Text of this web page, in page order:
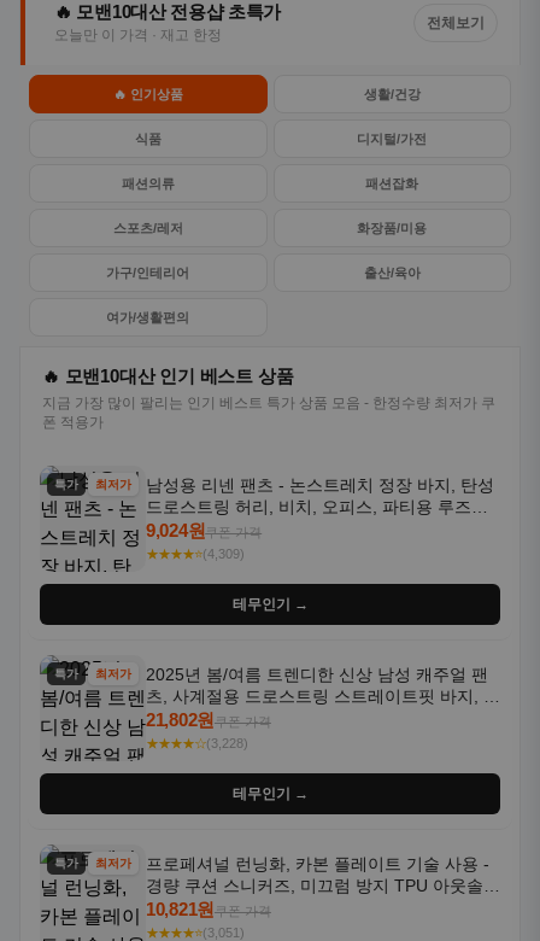
🔥 모밴10대산 전용샵 초특가
오늘만 이 가격 · 재고 한정
전체보기
🔥 인기상품 생활/건강
식품 디지털/가전
패션의류 패션잡화
스포츠/레저 화장품/미용
가구/인테리어 출산/육아
여가/생활편의
🔥 모밴10대산 인기 베스트 상품
지금 가장 많이 팔리는 인기 베스트 특가 상품 모음 - 한정수량 최저가 쿠
폰 적용가
특가 최저가
남성용 리넨 팬츠 - 논스트레치 정장 바지, 탄성
드로스트링 허리, 비치, 오피스, 파티용 루즈핏
트라우저 - 세탁기 사용 가능한 캐주얼 정장 의
상
9,024원쿠폰 가격
★★★★⭐(4,309)
테무인기 →
특가 최저가
2025년 봄/여름 트렌디한 신상 남성 캐주얼 팬
츠, 사계절용 드로스트링 스트레이트핏 바지, 한
국 스타일, 활용도 높은 아웃도어 및 정장용, 발
목 바지
21,802원쿠폰 가격
★★★★☆(3,228)
테무인기 →
특가 최저가
프로페셔널 런닝화, 카본 플레이트 기술 사용 -
경량 쿠션 스니커즈, 미끄럼 방지 TPU 아웃솔,
통기성 화이트-퍼플 그라데이션, 헬스, 트레이
닝 - 남성용, 여성용, 모든 계절에 적합
10,821원쿠폰 가격
★★★★⭐(3,051)